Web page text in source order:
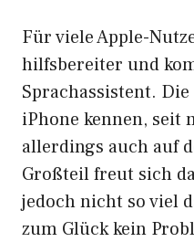
Für viele Apple-
hilfsbereiter und
Sprachassistent.
iPhone kennen, seit
allerdings auch auf
Großteil freut sich
jedoch nicht so viel
zum Glück kein